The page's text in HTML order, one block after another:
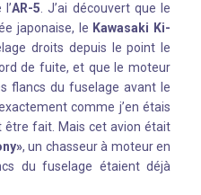
AR-5 . J’ai découvert que le
japonaise, le Kawasaki Ki-
droits depuis le point le
de fuite, et que le moteur
flancs du fuselage avant le
comme j’en étais
être fait. Mais cet avion était
, un chasseur à moteur en
du fuselage étaient déjà